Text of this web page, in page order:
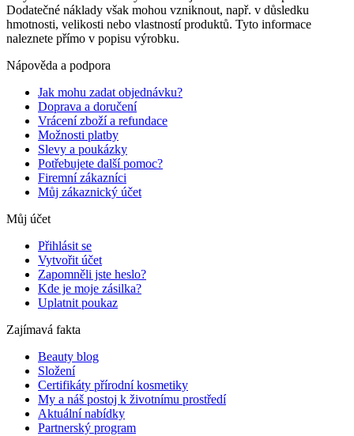
Dodatečné náklady však mohou vzniknout, např. v důsledku
hmotnosti, velikosti nebo vlastností produktů. Tyto informace
naleznete přímo v popisu výrobku.
Nápověda a podpora
Jak mohu zadat objednávku?
Doprava a doručení
Vrácení zboží a refundace
Možnosti platby
Slevy a poukázky
Potřebujete další pomoc?
Firemní zákazníci
Můj zákaznický účet
Můj účet
Přihlásit se
Vytvořit účet
Zapomněli jste heslo?
Kde je moje zásilka?
Uplatnit poukaz
Zajímavá fakta
Beauty blog
Složení
Certifikáty přírodní kosmetiky
My a náš postoj k životnímu prostředí
Aktuální nabídky
Partnerský program